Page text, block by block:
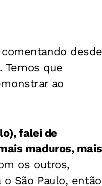
desde
Temos que
ao
falei de
maduros, mais
os outros,
São Paulo, então